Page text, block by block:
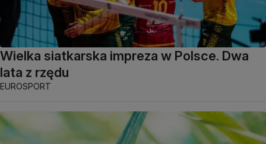
Wielka siatkarska impreza w Polsce. Dwa
lata z rzędu
EUROSPORT